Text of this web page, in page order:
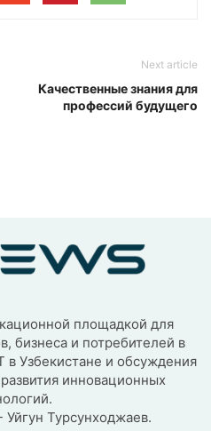
Next article
Качественные знания для
профессий будущего
площадкой для
бизнеса и потребителей в
в Узбекистане и обсуждения
инновационных
Турсунходжаев.